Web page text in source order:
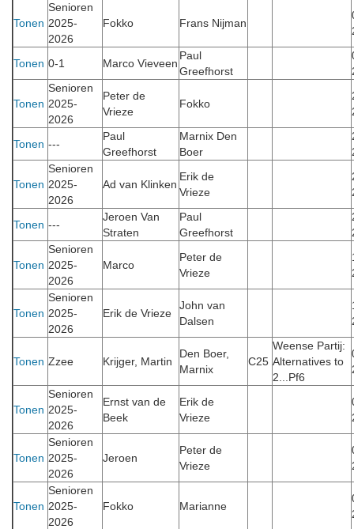
Tonen
Senioren
2025-
2026
Fokko Frans Nijman
Tonen 0-1 Marco Vieveen
Paul
Greefhorst
Tonen
Senioren
2025-
2026
Peter de
Vrieze
Fokko
Tonen ---
Paul
Greefhorst
Marnix Den
Boer
Tonen
Senioren
2025-
2026
Ad van Klinken
Erik de
Vrieze
Tonen ---
Jeroen Van
Straten
Paul
Greefhorst
Tonen
Senioren
2025-
2026
Marco
Peter de
Vrieze
Tonen
Senioren
2025-
2026
Erik de Vrieze
John van
Dalsen
Tonen Zzee Krijger, Martin
Den Boer,
Marnix
C25
Weense Partij:
Alternatives to
2...Pf6
Tonen
Senioren
2025-
2026
Ernst van de
Beek
Erik de
Vrieze
Tonen
Senioren
2025-
2026
Jeroen
Peter de
Vrieze
Tonen
Senioren
2025-
2026
Fokko Marianne